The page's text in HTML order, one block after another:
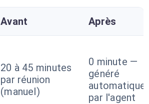
Avant Après
20 à 45 minutes
par réunion
(manuel)
0 minute —
généré
par l'agent